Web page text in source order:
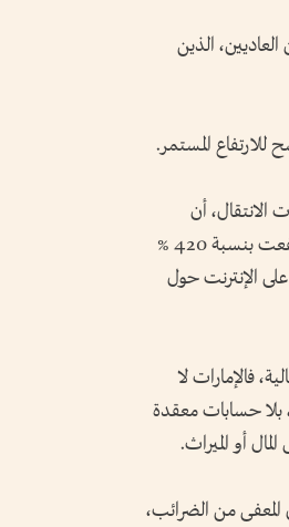
الذين
الانتقال، أن
الاستفسارات الواردة إليها من مواطنين بريطانيين راغبين في الانتقال إلى دبي، ارتفعت بنسبة 420 %
في عمليات البحث على الإنترنت حول
فالإمارات لا
بلا حسابات معقدة
أو الميراث.
إن الدخل المعفى من الضرائب،